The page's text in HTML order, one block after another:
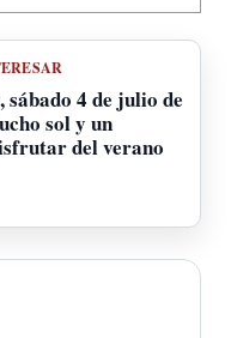
4 de julio de
sol y un
del verano